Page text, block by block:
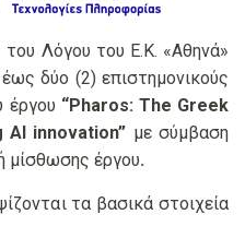
του Λόγου του Ε.Κ. «Αθηνά»
δύο (2) επιστημονικούς
έργου “Pharos: The Greek
innovation” με σύμβαση
μίσθωσης έργου.
τα βασικά στοιχεία